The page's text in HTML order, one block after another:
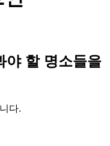
야 할 명소들을
다.